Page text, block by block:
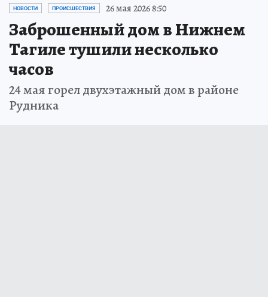
НОВОСТИ ПРОИСШЕСТВИЯ 26 мая 2026 8:50
Заброшенный дом в Нижнем
Тагиле тушили несколько
часов
24 мая горел двухэтажный дом в районе
Рудника